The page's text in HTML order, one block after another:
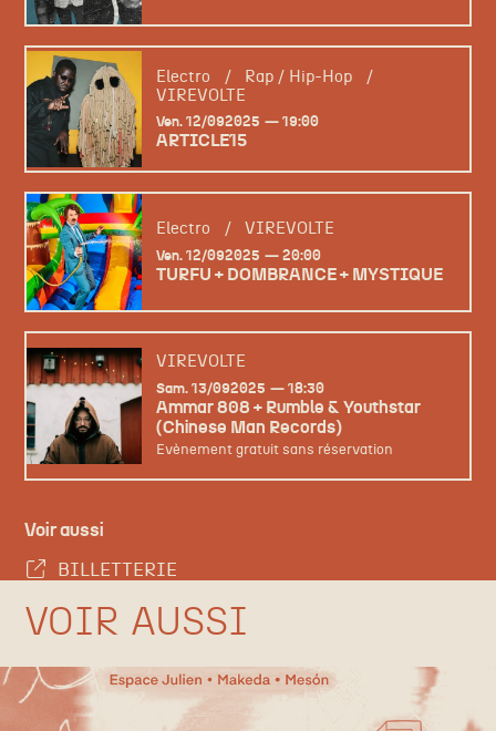
Electro / Rap / Hip-Hop
/
VIREVOLTE
vendredi
Ven. 12/septembre
092025 19:00
ARTICLE15
Electro / VIREVOLTE
vendredi
Ven. 12/septembre
092025 20:00
TURFU + DOMBRANCE + MYSTIQUE
VIREVOLTE
samedi
Sam. 13/septembre
092025 18:30
Ammar 808 + Rumble & Youthstar
(Chinese Man Records)
Evènement gratuit sans réservation
Voir aussi
BILLETTERIE
VOIR AUSSI